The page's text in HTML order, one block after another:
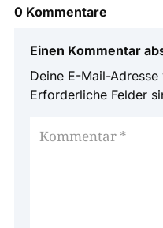
0 Kommentare
Einen Kommentar
Deine E-Mail-
Erforderliche Felder